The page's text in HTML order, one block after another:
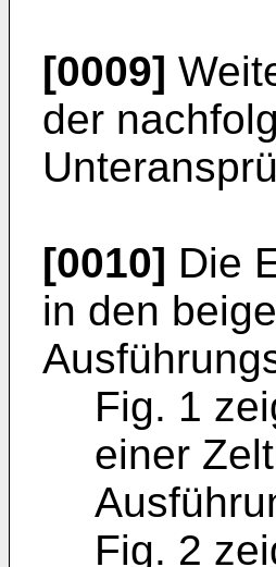
[0009]
der
[0010] Die
in den
Fig. 1
einer
Fig. 2